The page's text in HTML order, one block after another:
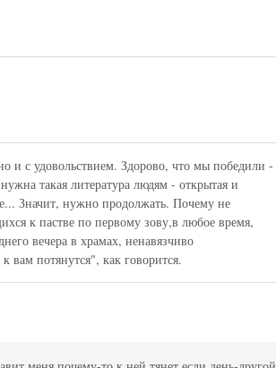
и с удовольствием. Здорово, что мы победили -
такая литература людям - открытая и
Значит, нужно продолжать. Почему не
к пастве по первому зову,в любое время,
вечера в храмах, ненавязчиво
потянутся", как говорится.